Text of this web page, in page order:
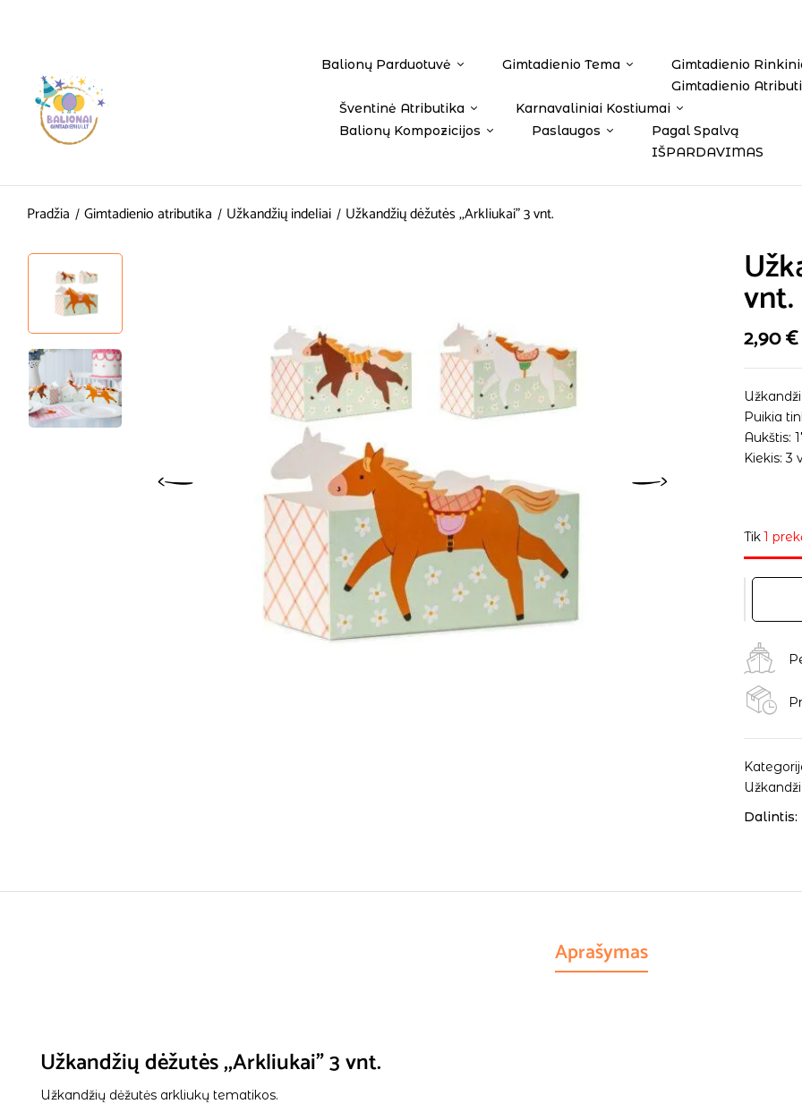
Balionų Parduotuvė Gimtadienio Tema
Gimtadienio
Gimtadienio
Šventinė Atributika
Karnavaliniai Kostiumai
Balionų Kompozicijos
Paslaugos
Pagal Spalvą
IŠPARDAVIMAS
Pradžia Gimtadienio atributika Užkandžių indeliai Užkandžių dėžutės ,,Arkliukai” 3 vnt.
vnt.
2,90€
Puikia
Aukštis:
Kiekis: 3
Tik1
Dalintis:
Aprašymas
Užkandžių dėžutės ,,Arkliukai” 3 vnt.
Užkandžių dėžutės arkliukų tematikos.